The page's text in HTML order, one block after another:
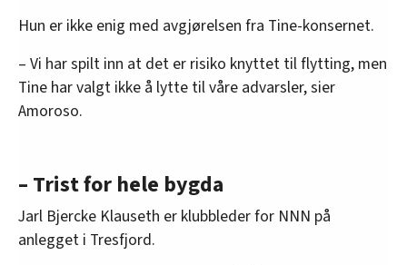
Hun er ikke enig med avgjørelsen fra Tine-konsernet.
– Vi har spilt inn at det er risiko knyttet til flytting, men
Tine har valgt ikke å lytte til våre advarsler, sier
Amoroso.
– Trist for hele bygda
Jarl Bjercke Klauseth er klubbleder for NNN på
anlegget i Tresfjord.